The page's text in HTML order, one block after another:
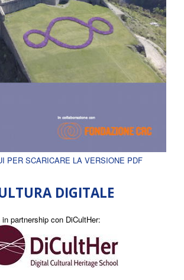
PER SCARICARE LA VERSIONE PDF
DIGITALE
in partnership con DiCultHer: